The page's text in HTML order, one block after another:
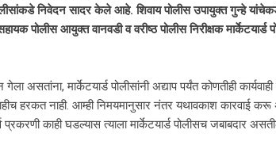
निवेदन सादर केले आहे. शिवाय पोलीस उपायुक्त गुन्हे
पोलीस आयुक्त वानवडी व वरीष्ठ पोलीस निरीक्षक मार्केटयार्ड
असतांना, मार्केटयार्ड पोलीसांनी अद्याप पर्यंत कोणतीही
हरकत नाही. आम्ही निमयमानुसार नंतर यथावकाश कारवाई
काही घडल्यास त्याला मार्केटयार्ड पोलीसच जबाबदार